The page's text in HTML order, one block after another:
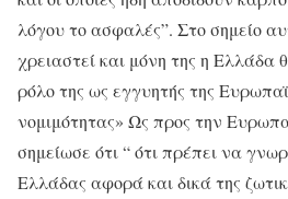
λόγου το ασφαλές”. Στο σημείο
χρειαστεί και μόνη της η Ελλάδα
ρόλο της ως εγγυητής της
νομιμότητας» Ως προς την
σημείωσε ότι “ ότι πρέπει να
Ελλάδας αφορά και δικά της